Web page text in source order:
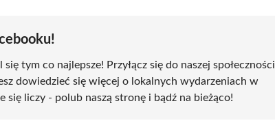
tym co najlepsze! Przyłącz się do naszej społeczności
dowiedzieć się więcej o lokalnych wydarzeniach w
się liczy - polub naszą stronę i bądź na bieżąco!